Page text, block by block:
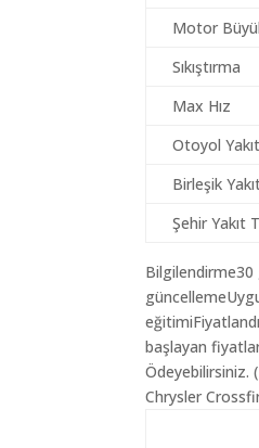
Motor
Sıkıştırma
Max Hız
Otoyol
Birleşik
Şehir Yakıt
Bilgilendirme30
başlayan
Ödeyebilirsiniz.
Chrysler